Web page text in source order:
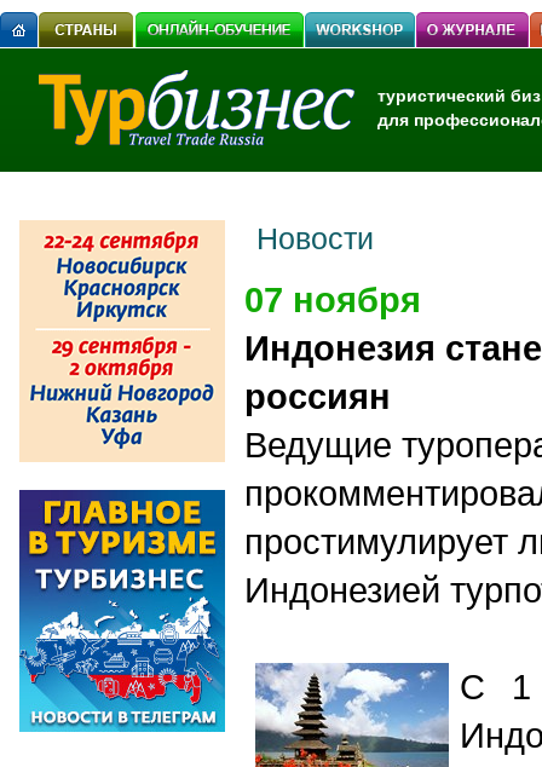
туристический
для
Новости
07 ноября
Индонезия
россиян
Ведущие
простимулирует
Индонезией
С 1